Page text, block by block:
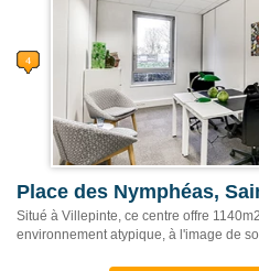
Place des Nymphéas,
Situé à Villepinte, ce centre offre
environnement atypique, à l'image de